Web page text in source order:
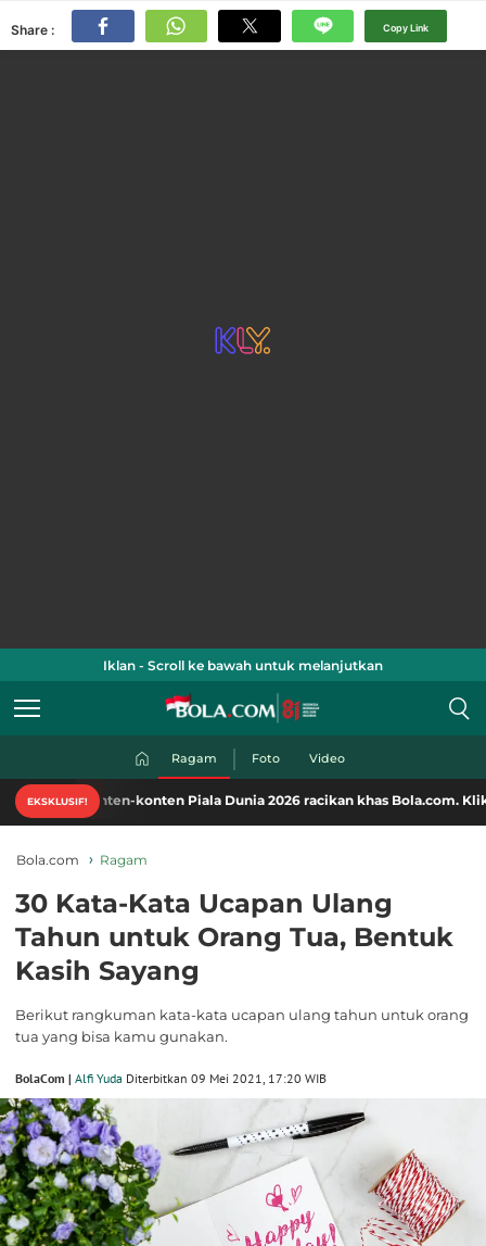
Share : Copy Link
Iklan - Scroll ke bawah untuk melanjutkan
Ragam Foto Video
EKSKLUSIF!
konten Piala Dunia 2026 racikan khas Bola.com. Klik di sini!
Bola.com Ragam
30 Kata-Kata Ucapan Ulang
Tahun untuk Orang Tua, Bentuk
Kasih Sayang
Berikut rangkuman kata-kata ucapan ulang tahun untuk orang
tua yang bisa kamu gunakan.
BolaCom | Alfi Yuda Diterbitkan 09 Mei 2021, 17:20 WIB